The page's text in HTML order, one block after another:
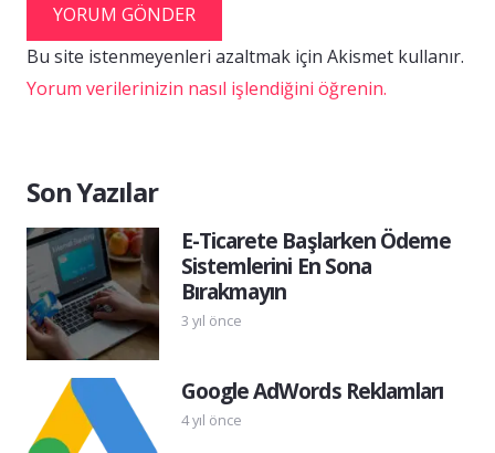
YORUM GÖNDER
Bu site istenmeyenleri azaltmak için Akismet kullanır.
Yorum verilerinizin nasıl işlendiğini öğrenin.
Son Yazılar
E-Ticarete Başlarken Ödeme
Sistemlerini En Sona
Bırakmayın
3 yıl önce
Google AdWords Reklamları
4 yıl önce